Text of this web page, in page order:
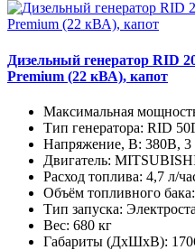
Дизельный генератор RID
Premium (22 кВА), капот
Максимальная
Тип генератора: RID
Напряжение, В: 380В, 3
Двигатель:
Расход топлива: 4,7 л/
Объём топливного бака:
Тип запуска:
Вес: 680 кг
Габариты (ДхШхВ):